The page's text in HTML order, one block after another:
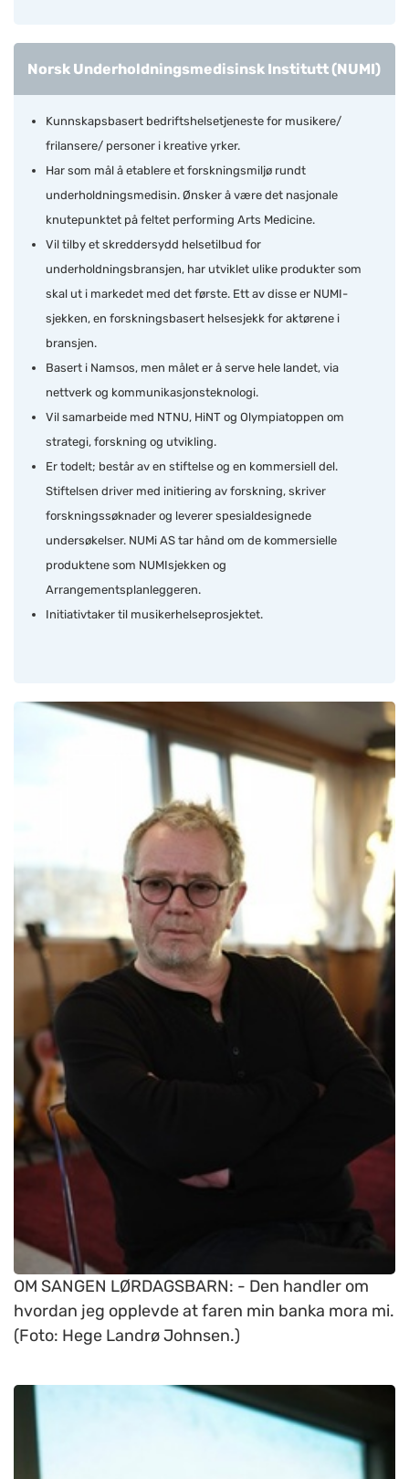
Norsk Underholdningsmedisinsk Institutt (NUMI)
Kunnskapsbasert bedriftshelsetjeneste for musikere/
frilansere/ personer i kreative yrker.
Har som mål å etablere et forskningsmiljø rundt
underholdningsmedisin. Ønsker å være det nasjonale
knutepunktet på feltet performing Arts Medicine.
Vil tilby et skreddersydd helsetilbud for
underholdningsbransjen, har utviklet ulike produkter som
skal ut i markedet med det første. Ett av disse er NUMI-
sjekken, en forskningsbasert helsesjekk for aktørene i
bransjen.
Basert i Namsos, men målet er å serve hele landet, via
nettverk og kommunikasjonsteknologi.
Vil samarbeide med NTNU, HiNT og Olympiatoppen om
strategi, forskning og utvikling.
Er todelt; består av en stiftelse og en kommersiell del.
Stiftelsen driver med initiering av forskning, skriver
forskningssøknader og leverer spesialdesignede
undersøkelser. NUMi AS tar hånd om de kommersielle
produktene som NUMIsjekken og
Arrangementsplanleggeren.
Initiativtaker til musikerhelseprosjektet.
OM SANGEN LØRDAGSBARN: - Den handler om
hvordan jeg opplevde at faren min banka mora mi.
(Foto: Hege Landrø Johnsen.)